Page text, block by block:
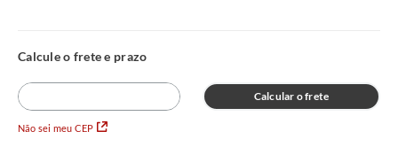
Não sei meu CEP
Calcular o frete